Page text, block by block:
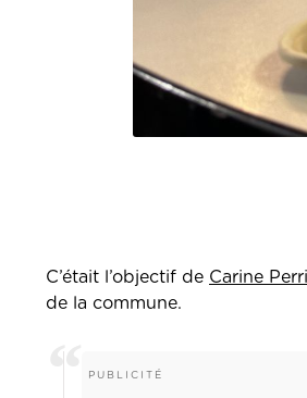
C’était l’objectif de Carine
de la commune.